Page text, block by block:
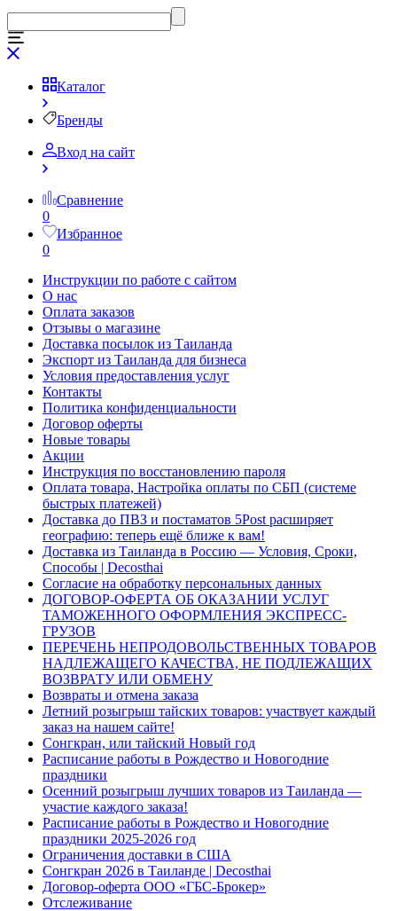
Каталог
Бренды
Вход на сайт
Сравнение
0
Избранное
0
Инструкции по работе с сайтом
О нас
Оплата заказов
Отзывы о магазине
Доставка посылок из Таиланда
Экспорт из Таиланда для бизнеса
Условия предоставления услуг
Контакты
Политика конфиденциальности
Договор оферты
Новые товары
Акции
Инструкция по восстановлению пароля
Оплата товара, Настройка оплаты по СБП (системе
быстрых платежей)
Доставка до ПВЗ и постаматов 5Post расширяет
географию: теперь ещё ближе к вам!
Доставка из Таиланда в Россию — Условия, Сроки,
Способы | Decosthai
Согласие на обработку персональных данных
ДОГОВОР-ОФЕРТА ОБ ОКАЗАНИИ УСЛУГ
ТАМОЖЕННОГО ОФОРМЛЕНИЯ ЭКСПРЕСС-
ГРУЗОВ
ПЕРЕЧЕНЬ НЕПРОДОВОЛЬСТВЕННЫХ ТОВАРОВ
НАДЛЕЖАЩЕГО КАЧЕСТВА, НЕ ПОДЛЕЖАЩИХ
ВОЗВРАТУ ИЛИ ОБМЕНУ
Возвраты и отмена заказа
Летний розыгрыш тайских товаров: участвует каждый
заказ на нашем сайте!
Сонгкран, или тайский Новый год
Расписание работы в Рождество и Новогодние
праздники
Осенний розыгрыш лучших товаров из Таиланда —
участие каждого заказа!
Расписание работы в Рождество и Новогодние
праздники 2025-2026 год
Ограничения доставки в США
Сонгкран 2026 в Таиланде | Decosthai
Договор-оферта ООО «ГБС-Брокер»
Отслеживание